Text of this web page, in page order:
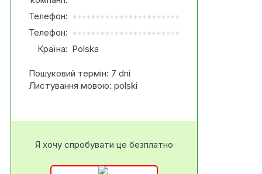
Телефон: ***********************
Телефон: ***********************
Країна: Polska
Пошуковий термін: 7 dni
Листування мовою: polski
Я хочу спробувати це безплатно